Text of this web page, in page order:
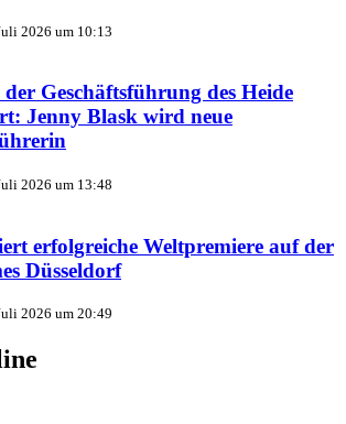
2026 um 10:13
der Geschäftsführung des Heide
Jenny Blask wird neue
2026 um 13:48
erfolgreiche Weltpremiere auf der
Düsseldorf
2026 um 20:49